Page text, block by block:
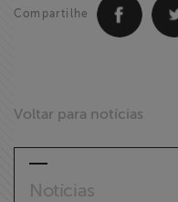
Compartilhe
Voltar para notícias
Notícias